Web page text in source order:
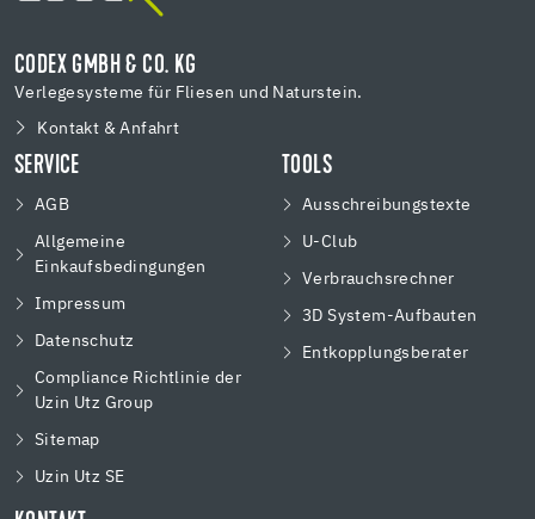
CODEX GMBH & CO. KG
Verlegesysteme für Fliesen und Naturstein.
Kontakt & Anfahrt
SERVICE
AGB
Allgemeine
Einkaufsbedingungen
Impressum
Datenschutz
Compliance Richtlinie der
Uzin Utz Group
Sitemap
Uzin Utz SE
TOOLS
Ausschreibungstexte
U-Club
Verbrauchsrechner
3D System-Aufbauten
Entkopplungsberater